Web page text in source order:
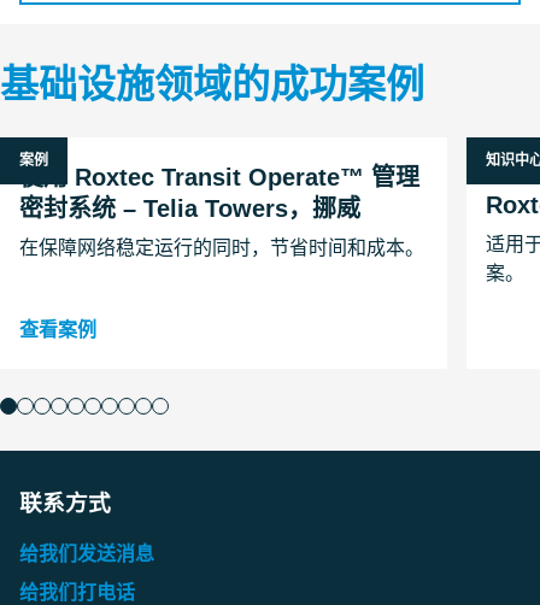
基础设施领域的成功案例
案例
使用 Roxtec Transit Operate™ 管理
密封系统 – Telia Towers，挪威
在保障网络稳定运行的同时，节省时间和成本。
查看案例
知识中
26 一
适用
案。
联系方式
给我们发送消息
给我们打电话